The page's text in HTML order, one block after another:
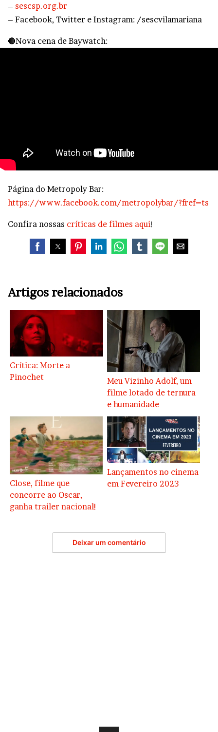
– sescsp.org.br
– Facebook, Twitter e Instagram: /sescvilamariana
🔴Nova cena de Baywatch:
Página do Metropoly Bar:
https://www.facebook.com/metropolybar/?fref=ts
Confira nossas críticas de filmes aqui!
Artigos relacionados
Crítica: Morte a
Pinochet
Meu Vizinho Adolf, um
filme lotado de ternura
e humanidade
Close, filme que
concorre ao Oscar,
ganha trailer nacional!
Lançamentos no cinema
em Fevereiro 2023
Deixar um comentário